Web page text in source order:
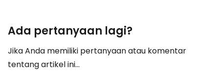
Ada pertanyaan lagi?
Jika Anda memiliki pertanyaan atau komentar
tentang artikel ini...